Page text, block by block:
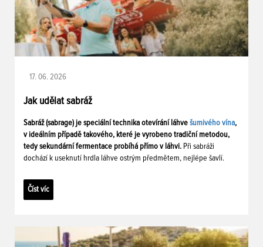
17. 06. 2026
Jak udělat sabráž
Sabráž (sabrage) je speciální technika otevírání láhve šumivého vína,
v ideálním případě takového, které je vyrobeno tradiční metodou,
tedy sekundární fermentace probíhá přímo v láhvi. Při sabráži
dochází k useknutí hrdla láhve ostrým předmětem, nejlépe šavlí.
Číst víc